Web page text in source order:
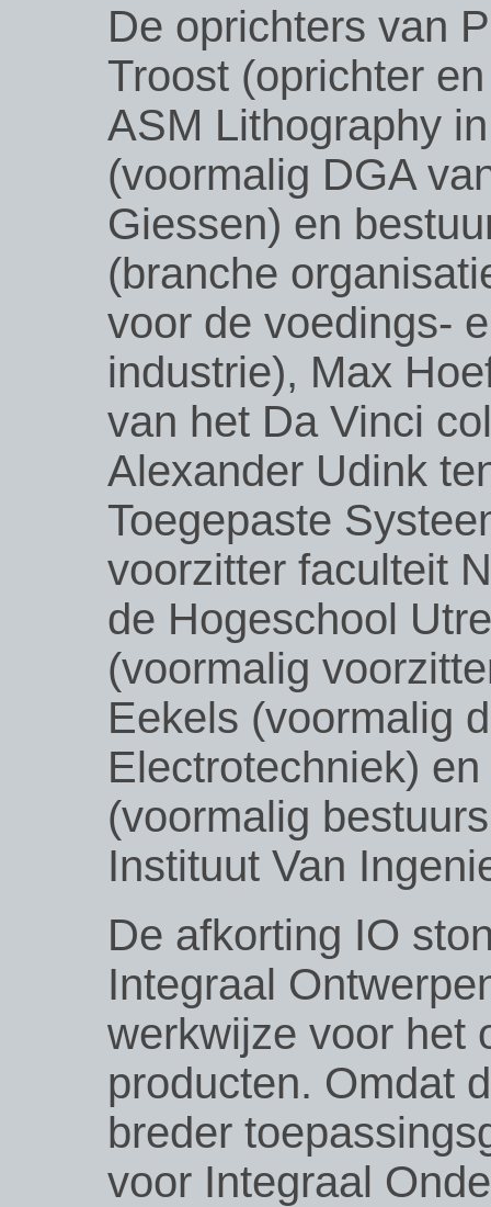
De oprichters van
Troost (oprichter
ASM Lithography
(voormalig DGA
Giessen) en
(branche
voor de voedings-
industrie), Max
van het Da Vinci
Alexander Udink
Toegepaste
voorzitter faculteit
de Hogeschool
(voormalig
Eekels (voormalig
Electrotechniek)
(voormalig
Instituut Van
De afkorting IO
Integraal
werkwijze voor het
producten. Omdat
breder
voor Integraal